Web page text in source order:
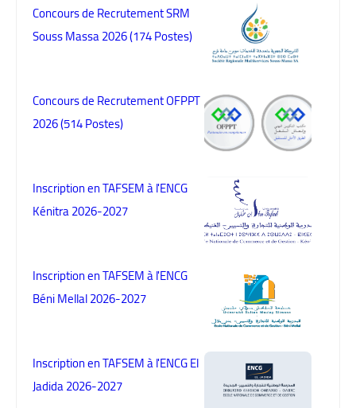
Concours de Recrutement SRM
Souss Massa 2026 (174 Postes)
Concours de Recrutement OFPPT
2026 (514 Postes)
Inscription en TAFSEM à l'ENCG
Kénitra 2026-2027
Inscription en TAFSEM à l'ENCG
Béni Mellal 2026-2027
Inscription en TAFSEM à l'ENCG El
Jadida 2026-2027